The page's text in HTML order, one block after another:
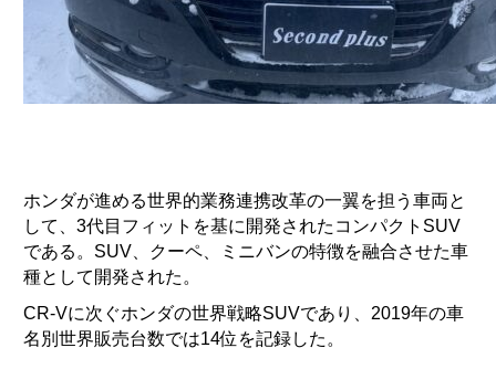
ホンダが進める世界的業務連携改革の一翼を担う車両と
して、3代目フィットを基に開発されたコンパクトSUV
である。SUV、クーペ、ミニバンの特徴を融合させた車
種として開発された。
CR-Vに次ぐホンダの世界戦略SUVであり、2019年の車
名別世界販売台数では14位を記録した。